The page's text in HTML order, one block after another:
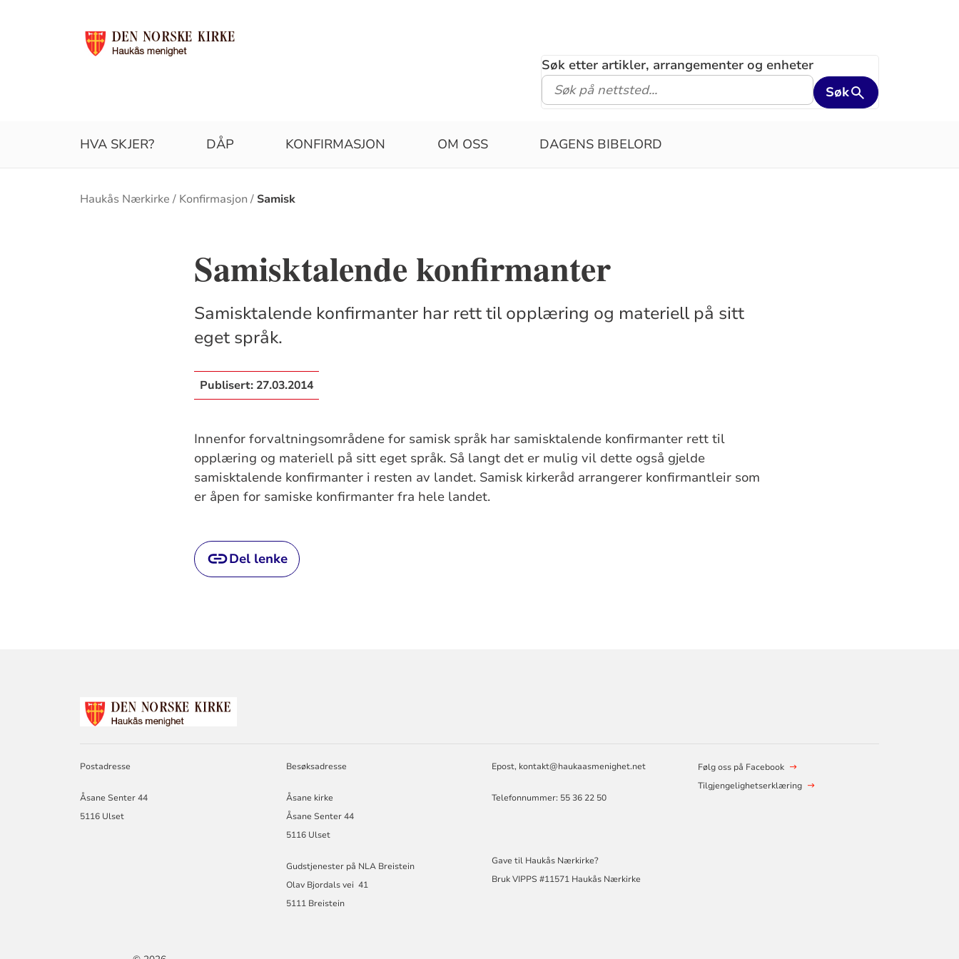
Søk etter artikler, arrangementer og enheter
Søk
HVA SKJER? DÅP KONFIRMASJON OM OSS DAGENS BIBELORD
Brødsmulesti
Haukås Nærkirke Konfirmasjon Samisk
Samisktalende konfirmanter
Samisktalende konfirmanter har rett til opplæring og materiell på sitt
eget språk.
Publisert: 27.03.2014
Innenfor forvaltningsområdene for samisk språk har samisktalende konfirmanter rett til
opplæring og materiell på sitt eget språk. Så langt det er mulig vil dette også gjelde
samisktalende konfirmanter i resten av landet. Samisk kirkeråd arrangerer konfirmantleir som
er åpen for samiske konfirmanter fra hele landet.
Del lenke
Postadresse
Åsane Senter 44
5116 Ulset
Besøksadresse
Åsane kirke
Åsane Senter 44
5116 Ulset
Gudstjenester på NLA Breistein
Olav Bjordals vei 41
5111 Breistein
Epost, kontakt@haukaasmenighet.net
Telefonnummer: 55 36 22 50
Gave til Haukås Nærkirke?
Bruk VIPPS #11571 Haukås Nærkirke
Følg oss på Facebook
Tilgjengelighetserklæring